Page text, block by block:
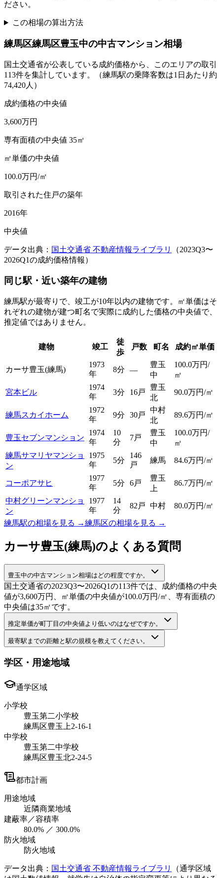
ださい。
この相場の算出方法
練馬区練馬区豊玉中の中古マンション相場
国土交通省が公表している成約価格から、このエリアの取引
113件を集計しています。
（練馬駅の乗降客数は1日あたり約
74,420人）
成約価格の中央値
3,600万円
専有面積の中央値 35㎡
㎡単価の中央値
100.0万円/㎡
取引された住戸の築年
2016年
中央値
データ出典： 国土交通省 不動産情報ライブラリ （2023Q3〜
2026Q1の成約価格情報）
同じ駅・近い築年の建物
練馬駅が最寄りで、 竣工が10年以内の建物です。㎡単価はそ
れぞれの建物が建つ町名で実際に成約した価格の中央値で、
推定値ではありません。
建物 竣工
徒
歩
戸数 町名 成約㎡単価
カーサ豊玉(練馬)
1973
年
8分 —
豊玉
中
100.0万円/
㎡
宮本ビル
1974
年
3分 16戸
豊玉
北
90.0万円/㎡
練馬スカイホーム
1972
年
9分 30戸
中村
北
89.6万円/㎡
豊玉セブンマンション
1974
年
10
分
7戸
豊玉
中
100.0万円/
㎡
練馬サマリヤマンショ
ン
1975
年
5分
146
戸
練馬 84.6万円/㎡
コーポアサヒ
1977
年
5分 6戸
豊玉
上
86.7万円/㎡
中村グリーンマンショ
ン
1977
年
14
分
82戸 中村 80.0万円/㎡
練馬駅の相場を見る →練馬区の相場を見る →
カーサ豊玉(練馬)のよくある質問
豊玉中の中古マンション相場はどの程度ですか。
国土交通省の2023Q3〜2026Q1の113件では、成約価格の中央
値が3,600万円、㎡単価の中央値が100.0万円/㎡、専有面積の
中央値は35㎡です。
推定単価が町丁目の中央値より低いのはなぜですか。
最寄駅までの距離と駅の規模を教えてください。
学区・用途地域
通学区域
小学校
豊玉第二小学校
練馬区豊玉上2-16-1
中学校
豊玉第二中学校
練馬区豊玉北2-24-5
都市計画
用途地域
近隣商業地域
建蔽率／容積率
80.0% ／ 300.0%
防火地域
防火地域
データ出典： 国土交通省 不動産情報ライブラリ
（通学区域